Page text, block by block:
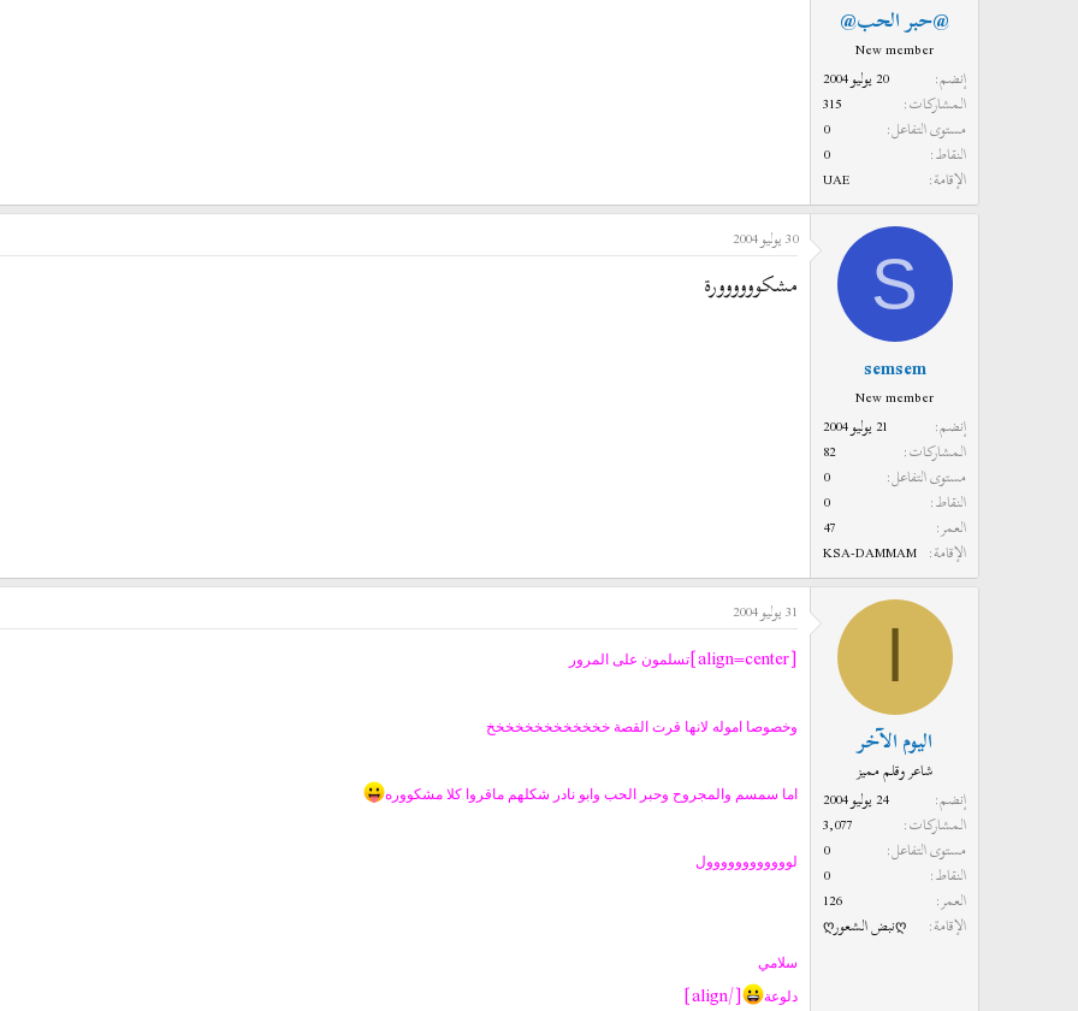
@حبر الحب@
New member
إنضم
20 يوليو 2004
المشاركات
315
مستوى التفاعل
0
النقاط
0
الإقامة
UAE
S
semsem
New member
إنضم
21 يوليو 2004
المشاركات
82
مستوى التفاعل
0
النقاط
0
العمر
47
الإقامة KSA-DAMMAM
30 يوليو 2004
مشكوووووورة
اليوم الآخر
شاعر وقلم مميز
إنضم
24 يوليو 2004
المشاركات
3,077
مستوى التفاعل
0
النقاط
0
العمر
126
الإقامة
ღنبض الشعورღ
31 يوليو 2004
[align=center] تسلمون على المرور
وخصوصا اموله لانها قرت القصة خخخخخخخخخخخخخ
اما سمسم والمجروح وحبر الحب وابو نادر شكلهم ماقروا كلا مشكووره
لوووووووووووول
سلامي
دلوعة
[/align]